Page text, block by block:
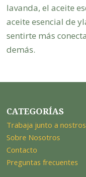
lavanda, el aceite
aceite esencial de
sentirte más
demás.
CATEGORÍAS
Trabaja junto a nostros
Sobre Nosotros
Contacto
Preguntas frecuentes